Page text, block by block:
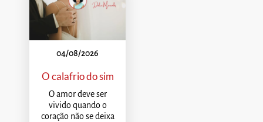
04/08/2026
O calafrio do sim
O amor deve ser
vivido quando o
coração não se deixa